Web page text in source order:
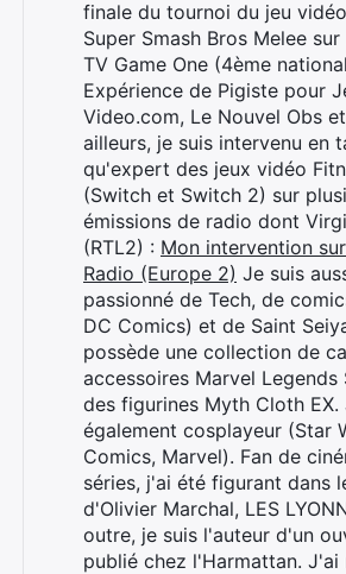
finale du tournoi du jeu
Super Smash Bros Melee
TV Game One (4ème
Expérience de Pigiste pour
Video.com, Le Nouvel Obs
ailleurs, je suis intervenu en
qu'expert des jeux vidéo
(Switch et Switch 2) sur
émissions de radio dont
(RTL2) : Mon intervention
Radio (Europe 2) Je suis
passionné de Tech, de
DC Comics) et de Saint
possède une collection de
accessoires Marvel Legends
des figurines Myth Cloth EX.
également cosplayeur (Star
Comics, Marvel). Fan de
séries, j'ai été figurant dans
d'Olivier Marchal, LES
outre, je suis l'auteur d'un
publié chez l'Harmattan. J'ai
Rechercher
: